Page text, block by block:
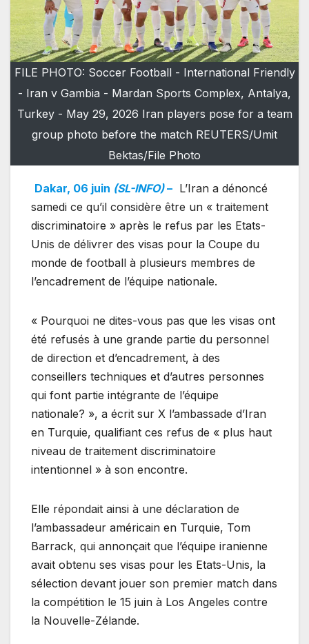
FILE PHOTO: Soccer Football - International Friendly
- Iran v Gambia - Mardan Sports Complex, Antalya,
Turkey - May 29, 2026 Iran players pose for a team
group photo before the match REUTERS/Umit
Bektas/File Photo
Dakar, 06 juin (SL-INFO)– L’Iran a dénoncé
samedi ce qu’il considère être un « traitement
discriminatoire » après le refus par les Etats-
Unis de délivrer des visas pour la Coupe du
monde de football à plusieurs membres de
l’encadrement de l’équipe nationale.
« Pourquoi ne dites-vous pas que les visas ont
été refusés à une grande partie du personnel
de direction et d’encadrement, à des
conseillers techniques et d’autres personnes
qui font partie intégrante de l’équipe
nationale? », a écrit sur X l’ambassade d’Iran
en Turquie, qualifiant ces refus de « plus haut
niveau de traitement discriminatoire
intentionnel » à son encontre.
Elle répondait ainsi à une déclaration de
l’ambassadeur américain en Turquie, Tom
Barrack, qui annonçait que l’équipe iranienne
avait obtenu ses visas pour les Etats-Unis, la
sélection devant jouer son premier match dans
la compétition le 15 juin à Los Angeles contre
la Nouvelle-Zélande.